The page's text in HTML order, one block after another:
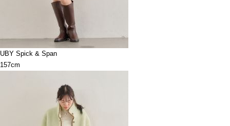
UBY Spick & Span
157cm